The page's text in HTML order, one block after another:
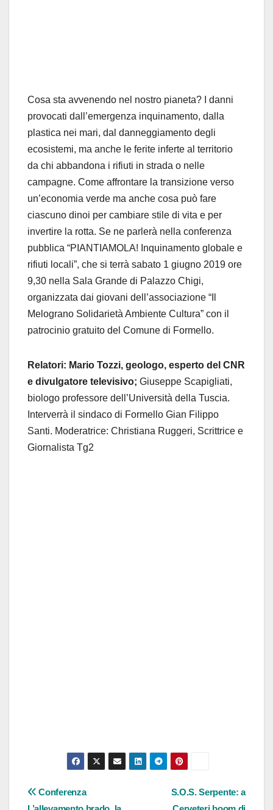
Cosa sta avvenendo nel nostro pianeta? I danni
provocati dall’emergenza inquinamento, dalla
plastica nei mari, dal danneggiamento degli
ecosistemi, ma anche le ferite inferte al territorio
da chi abbandona i rifiuti in strada o nelle
campagne. Come affrontare la transizione verso
un’economia verde ma anche cosa può fare
ciascuno dinoi per cambiare stile di vita e per
invertire la rotta. Se ne parlerà nella conferenza
pubblica “PIANTIAMOLA! Inquinamento globale e
rifiuti locali”, che si terrà sabato 1 giugno 2019 ore
9,30 nella Sala Grande di Palazzo Chigi,
organizzata dai giovani dell’associazione “Il
Melograno Solidarietà Ambiente Cultura” con il
patrocinio gratuito del Comune di Formello.
Relatori: Mario Tozzi, geologo, esperto del CNR
e divulgatore televisivo; Giuseppe Scapigliati,
biologo professore dell’Università della Tuscia.
Interverrà il sindaco di Formello Gian Filippo
Santi. Moderatrice: Christiana Ruggeri, Scrittrice e
Giornalista Tg2
Navigazione
S.O.S. Serpente: a
Conferenza